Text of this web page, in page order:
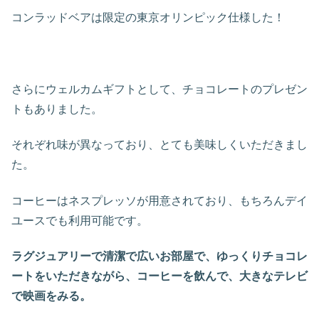
コンラッドベアは限定の東京オリンピック仕様した！
さらにウェルカムギフトとして、チョコレートのプレゼン
トもありました。
それぞれ味が異なっており、とても美味しくいただきまし
た。
コーヒーはネスプレッソが用意されており、もちろんデイ
ユースでも利用可能です。
ラグジュアリーで清潔で広いお部屋で、ゆっくりチョコレ
ートをいただきながら、コーヒーを飲んで、大きなテレビ
で映画をみる。